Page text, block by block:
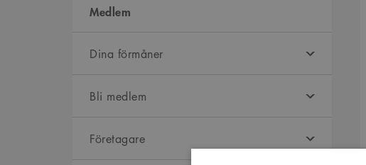
Medlem
Dina förmåner
Bli medlem
Företagare